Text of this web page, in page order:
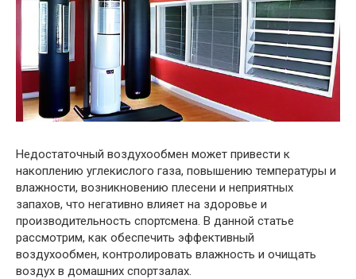
Недостаточный воздухообмен может привести к
накоплению углекислого газа, повышению температуры и
влажности, возникновению плесени и неприятных
запахов, что негативно влияет на здоровье и
производительность спортсмена. В данной статье
рассмотрим, как обеспечить эффективный
воздухообмен, контролировать влажность и очищать
воздух в домашних спортзалах.